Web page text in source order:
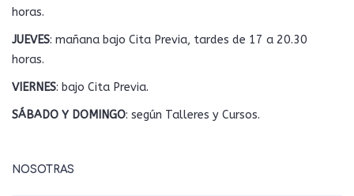
horas.
JUEVES: mañana bajo Cita Previa, tardes de 17 a 20.30
horas.
VIERNES: bajo Cita Previa.
SÁBADO Y DOMINGO: según Talleres y Cursos.
NOSOTRAS